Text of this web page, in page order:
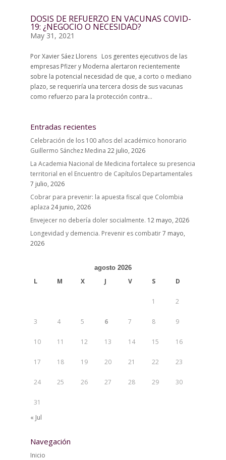
DOSIS DE REFUERZO EN VACUNAS COVID-
19: ¿NEGOCIO O NECESIDAD?
May 31, 2021
Por Xavier Sáez Llorens Los gerentes ejecutivos de las
empresas Pfizer y Moderna alertaron recientemente
sobre la potencial necesidad de que, a corto o mediano
plazo, se requeriría una tercera dosis de sus vacunas
como refuerzo para la protección contra...
Entradas recientes
Celebración de los 100 años del académico honorario
Guillermo Sánchez Medina 22 julio, 2026
La Academia Nacional de Medicina fortalece su presencia
territorial en el Encuentro de Capítulos Departamentales
7 julio, 2026
Cobrar para prevenir: la apuesta fiscal que Colombia
aplaza 24 junio, 2026
Envejecer no debería doler socialmente. 12 mayo, 2026
Longevidad y demencia. Prevenir es combatir7 mayo,
2026
agosto 2026
L M X J V S D
1 2
3 4 5 6 7 8 9
10 11 12 13 14 15 16
17 18 19 20 21 22 23
24 25 26 27 28 29 30
31
« Jul
Navegación
Inicio